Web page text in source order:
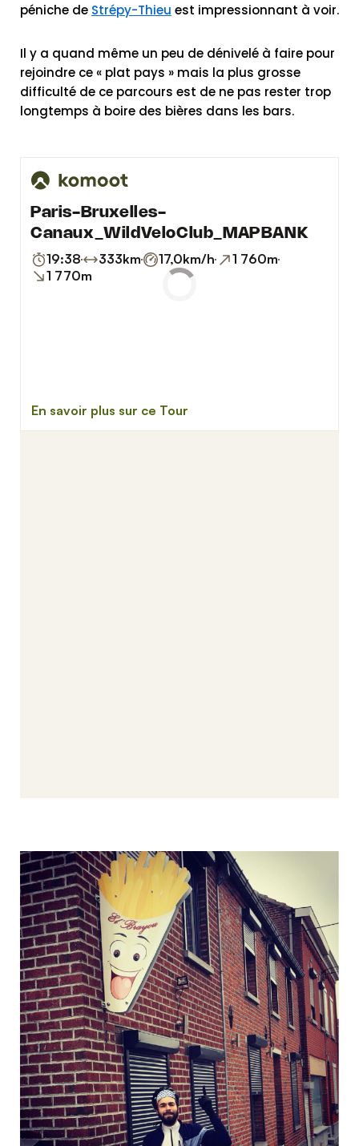
péniche de Strépy-Thieu est impressionnant à voir.
Il y a quand même un peu de dénivelé à faire pour
rejoindre ce « plat pays » mais la plus grosse
difficulté de ce parcours est de ne pas rester trop
longtemps à boire des bières dans les bars.